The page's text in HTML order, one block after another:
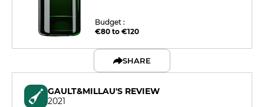
Budget :
€80 to €120
SHARE
GAULT&MILLAU'S REVIEW
2021